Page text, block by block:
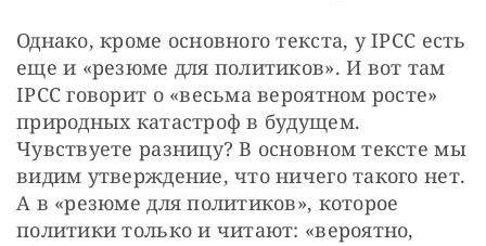
Однако, кроме основного текста, у IPCC есть
еще и «резюме для политиков». И вот там
IPCC говорит о «весьма вероятном росте»
природных катастроф в будущем.
Чувствуете разницу? В основном тексте мы
видим утверждение, что ничего такого нет.
А в «резюме для политиков», которое
политики только и читают: «вероятно,